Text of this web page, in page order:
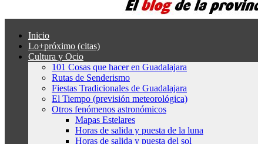
Inicio
Lo+próximo (citas)
Cultura y Ocio
101 Cosas que hacer en Guadalajara
Rutas de Senderismo
Fiestas Tradicionales de Guadalajara
El Tiempo (previsión meteorológica)
Otros fenómenos astronómicos
Mapas Estelares
Horas de salida y puesta de la luna
Horas de salida y puesta del sol